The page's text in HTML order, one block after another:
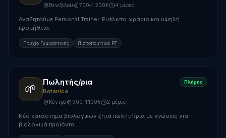
Βενιζέλου 700–1.200€ 4 μέρες
Αναζητούμε Personal Trainer. Ευέλικτο ωράριο και υψηλή
προμήθεια.
Πτυχίο Γυμναστικής Πιστοποιητικό PT
🌱 Πωλητής/ρια Πλήρης
Botanica
Κέντρο 900–1.100€ 2 μέρες
Νέο κατάστημα βιολογικών ζητά πωλητή/ρια με γνώσεις για
βιολογικά προϊόντα.